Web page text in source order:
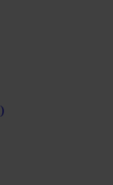
)